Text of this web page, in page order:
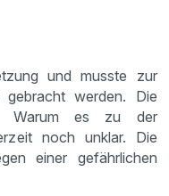
und musste zur
gebracht werden. Die
Warum es zu der
noch unklar. Die
einer gefährlichen